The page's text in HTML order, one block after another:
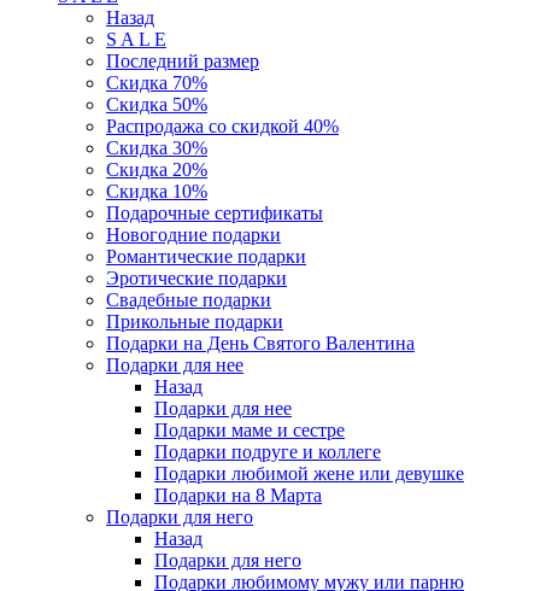
Назад
S A L E
Последний размер
Скидка 70%
Скидка 50%
Распродажа со скидкой 40%
Скидка 30%
Скидка 20%
Скидка 10%
Подарочные сертификаты
Новогодние подарки
Романтические подарки
Эротические подарки
Свадебные подарки
Прикольные подарки
Подарки на День Святого Валентина
Подарки для нее
Назад
Подарки для нее
Подарки маме и сестре
Подарки подруге и коллеге
Подарки любимой жене или девушке
Подарки на 8 Марта
Подарки для него
Назад
Подарки для него
Подарки любимому мужу или парню